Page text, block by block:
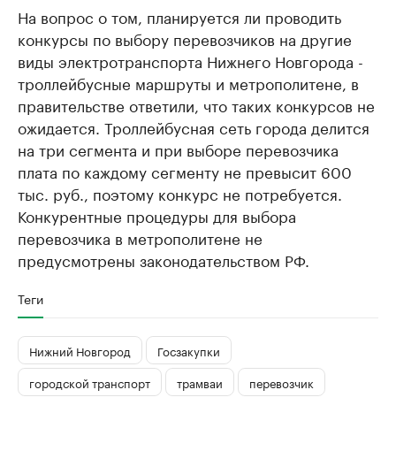
На вопрос о том, планируется ли проводить
конкурсы по выбору перевозчиков на другие
виды электротранспорта Нижнего Новгорода -
троллейбусные маршруты и метрополитене, в
правительстве ответили, что таких конкурсов не
ожидается. Троллейбусная сеть города делится
на три сегмента и при выборе перевозчика
плата по каждому сегменту не превысит 600
тыс. руб., поэтому конкурс не потребуется.
Конкурентные процедуры для выбора
перевозчика в метрополитене не
предусмотрены законодательством РФ.
Теги
Нижний Новгород
Госзакупки
городской транспорт
трамваи перевозчик